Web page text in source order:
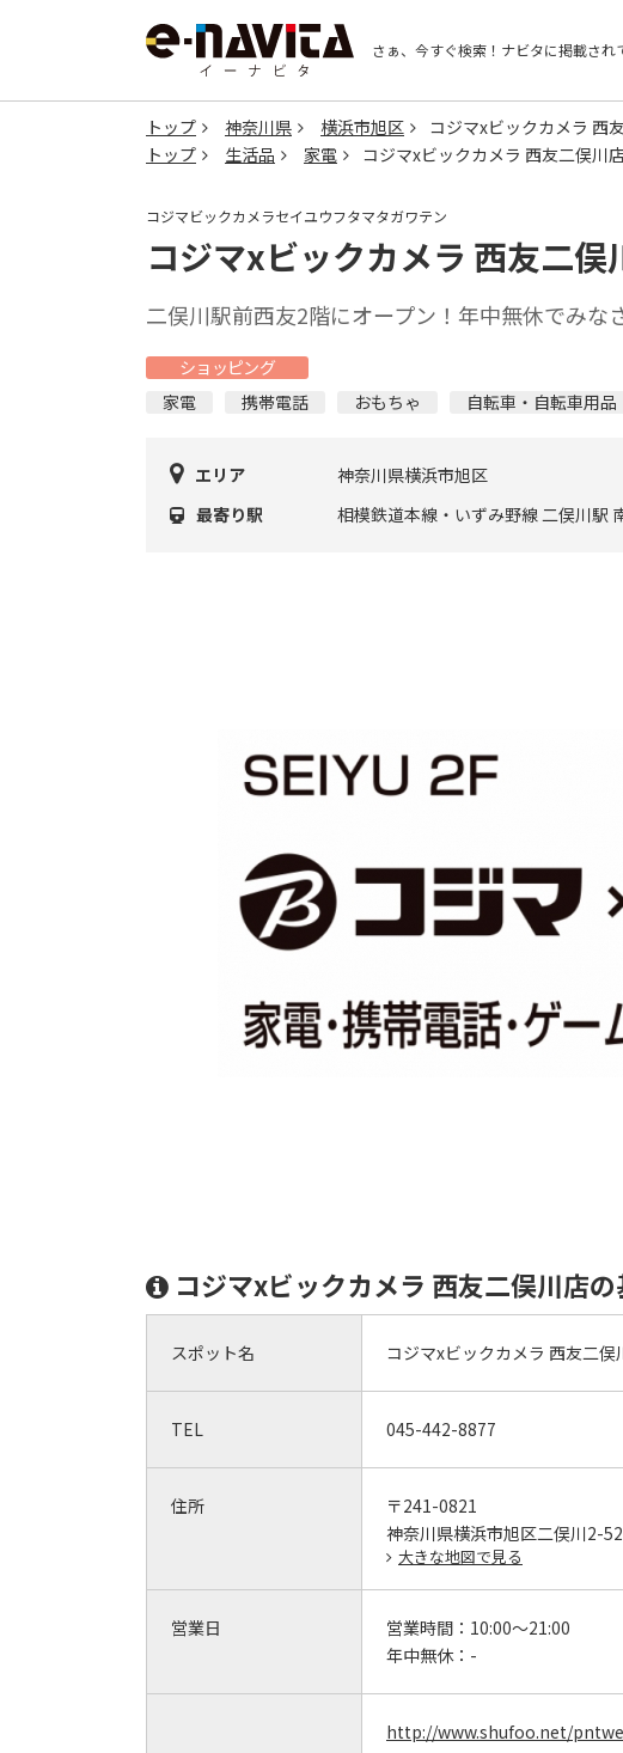
さぁ、今すぐ検索！ ナビタに掲載され
トップ 神奈川県 横浜市旭区
コジマxビックカメラ 西
トップ
生活品 家電 コジマxビックカメラ 西友二俣川
コジマビックカメラセイユウフタマタガワテン
コジマxビックカメラ 西友二俣
二俣川駅前西友2階にオープン！年中無休でみな
ショッピング
家電
携帯電話 おもちゃ 自転車・自転車用品
エリア
神奈川県横浜市旭区
最寄り駅
相模鉄道本線・いずみ野線 二俣川駅
コジマxビックカメラ 西友二俣川店
スポット名 コジマxビックカメラ 西友二俣
TEL 045-442-8877
住所
〒241-0821
神奈川県横浜市旭区二俣川2-
大きな地図で見る
営業日 営業時間： 10:00～21:00
年中無休： -
http://www.shufoo.net/